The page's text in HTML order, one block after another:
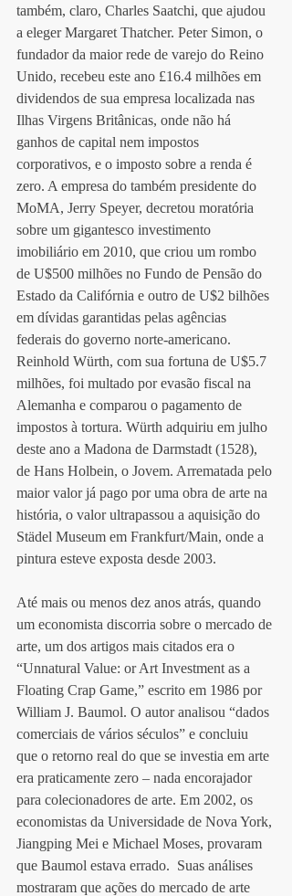
também, claro, Charles Saatchi, que ajudou
a eleger Margaret Thatcher. Peter Simon, o
fundador da maior rede de varejo do Reino
Unido, recebeu este ano £16.4 milhões em
dividendos de sua empresa localizada nas
Ilhas Virgens Britânicas, onde não há
ganhos de capital nem impostos
corporativos, e o imposto sobre a renda é
zero. A empresa do também presidente do
MoMA, Jerry Speyer, decretou moratória
sobre um gigantesco investimento
imobiliário em 2010, que criou um rombo
de U$500 milhões no Fundo de Pensão do
Estado da Califórnia e outro de U$2 bilhões
em dívidas garantidas pelas agências
federais do governo norte-americano.
Reinhold Würth, com sua fortuna de U$5.7
milhões, foi multado por evasão fiscal na
Alemanha e comparou o pagamento de
impostos à tortura. Würth adquiriu em julho
deste ano a Madona de Darmstadt (1528),
de Hans Holbein, o Jovem. Arrematada pelo
maior valor já pago por uma obra de arte na
história, o valor ultrapassou a aquisição do
Städel Museum em Frankfurt/Main, onde a
pintura esteve exposta desde 2003.
Até mais ou menos dez anos atrás, quando
um economista discorria sobre o mercado de
arte, um dos artigos mais citados era o
“Unnatural Value: or Art Investment as a
Floating Crap Game,” escrito em 1986 por
William J. Baumol. O autor analisou “dados
comerciais de vários séculos” e concluiu
que o retorno real do que se investia em arte
era praticamente zero – nada encorajador
para colecionadores de arte. Em 2002, os
economistas da Universidade de Nova York,
Jiangping Mei e Michael Moses, provaram
que Baumol estava errado.  Suas análises
mostraram que ações do mercado de arte